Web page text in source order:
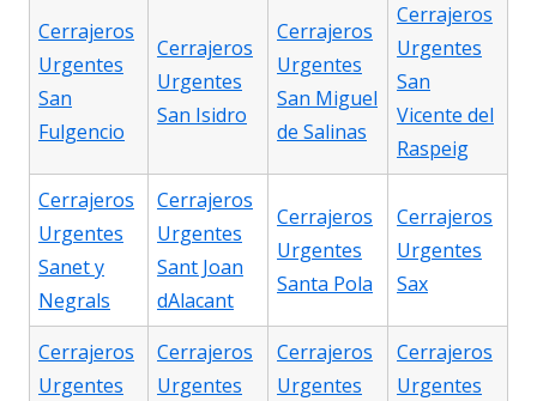
Cerrajeros
Urgentes
San
Fulgencio
Cerrajeros
Urgentes
San Isidro
Cerrajeros
Urgentes
San Miguel
de Salinas
Cerrajeros
Urgentes
San
Vicente del
Raspeig
Cerrajeros
Urgentes
Sanet y
Negrals
Cerrajeros
Urgentes
Sant Joan
dAlacant
Cerrajeros
Urgentes
Santa Pola
Cerrajeros
Urgentes
Sax
Cerrajeros
Urgentes
Cerrajeros
Urgentes
Cerrajeros
Urgentes
Cerrajeros
Urgentes